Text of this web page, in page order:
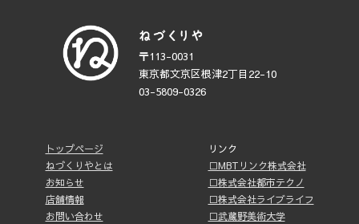
〒113-0031
東京都文京区根津2丁目22-10
03-5809-0326
トップページ
ねづくりやとは
お知らせ
店舗情報
お問い合わせ
リンク
□MBTリンク株式会社
□株式会社都市テクノ
□株式会社ライブライフ
□武蔵野美術大学